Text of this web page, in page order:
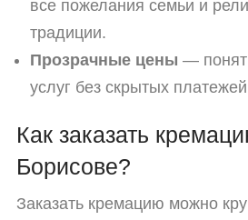
все пожелания семьи и
традиции.
Прозрачные цены —
услуг без скрытых
Как заказать
Борисове?
Заказать кремацию можно